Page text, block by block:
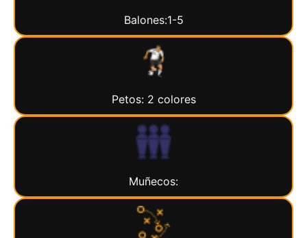
Balones:1-5
Petos: 2 colores
Muñecos: